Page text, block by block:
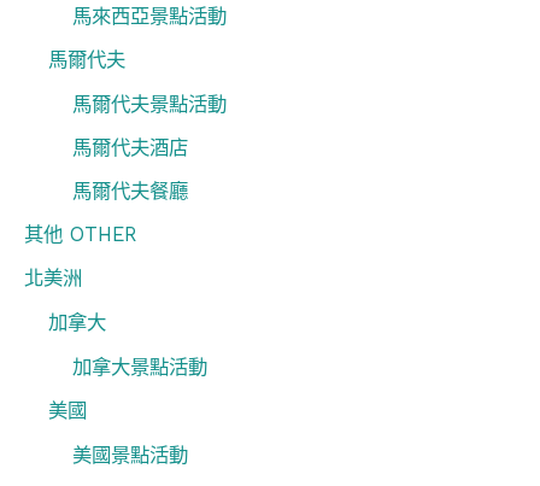
馬來西亞景點活動
馬爾代夫
馬爾代夫景點活動
馬爾代夫酒店
馬爾代夫餐廳
其他 OTHER
北美洲
加拿大
加拿大景點活動
美國
美國景點活動